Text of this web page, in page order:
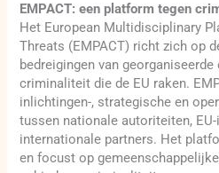
EMPACT: een platform tegen
Het European Multidisciplinary
Threats (EMPACT) richt zich op
bedreigingen van
criminaliteit die de EU raken.
inlichtingen-, strategische en
tussen nationale autoriteiten,
internationale partners. Het
en focust op